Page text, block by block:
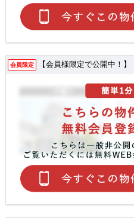
会員限定 【会員様限定で公開中！】